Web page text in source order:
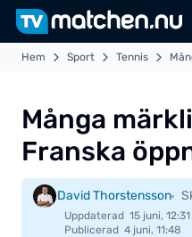
Hem Sport Tennis
Många
Franska
David Thorstensson
Uppdaterad 15 juni, 12:31
Publicerad 4 juni, 11:48